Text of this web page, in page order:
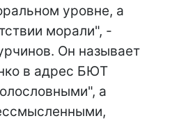
уровне, а
морали", -
Он называет
в адрес БЮТ
а